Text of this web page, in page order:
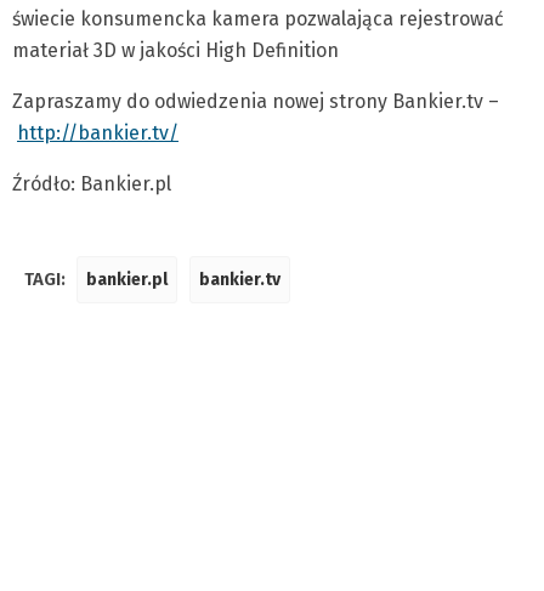
świecie konsumencka kamera pozwalająca rejestrować
materiał 3D w jakości High Definition
Zapraszamy do odwiedzenia nowej strony Bankier.tv –
http://bankier.tv/
Źródło: Bankier.pl
TAGI: bankier.pl bankier.tv